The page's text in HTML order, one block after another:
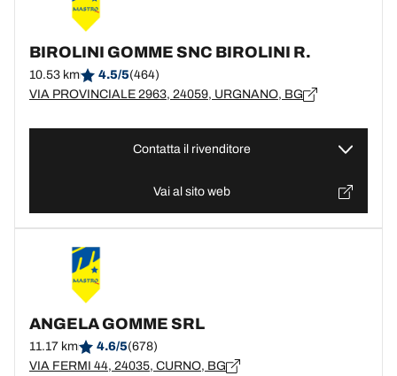
BIROLINI GOMME SNC BIROLINI R.
10.53 km 4.5/5(464)
VIA PROVINCIALE 2963, 24059, URGNANO, BG
Contatta il rivenditore
Vai al sito web
ANGELA GOMME SRL
11.17 km 4.6/5(678)
VIA FERMI 44, 24035, CURNO, BG